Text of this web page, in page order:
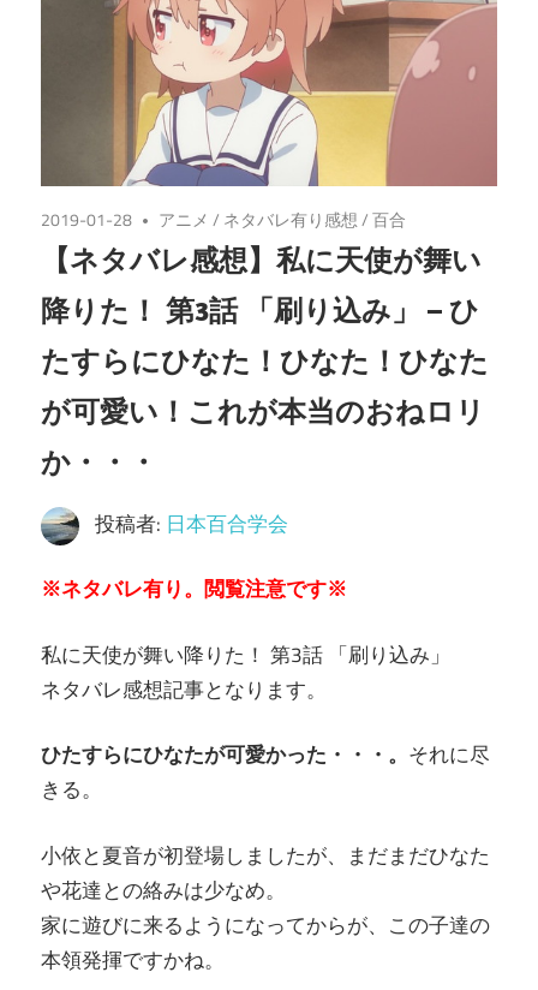
2019-01-28 アニメ / ネタバレ有り感想/百合
【ネタバレ感想】私に天使が舞い
降りた！ 第3話 「刷り込み」 – ひ
たすらにひなた！ひなた！ひなた
が可愛い！これが本当のおねロリ
か・・・
投稿者: 日本百合学会
※ネタバレ有り。閲覧注意です※
私に天使が舞い降りた！ 第3話 「刷り込み」
ネタバレ感想記事となります。
ひたすらにひなたが可愛かった・・・。 それに尽
きる。
小依と夏音が初登場しましたが、まだまだひなた
や花達との絡みは少なめ。
家に遊びに来るようになってからが、この子達の
本領発揮ですかね。